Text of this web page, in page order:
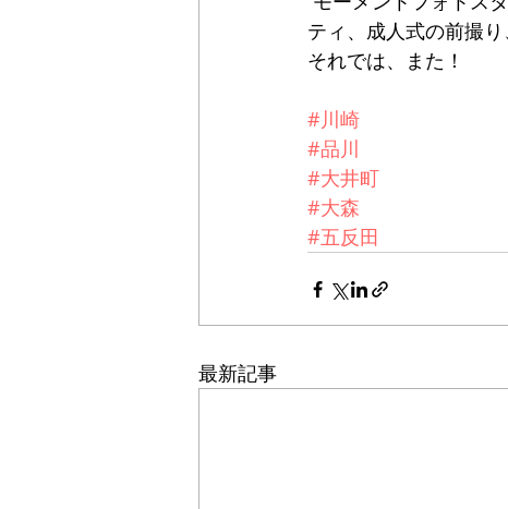
ティ、成人式の前撮
それでは、また！
#川崎
#品川
#大井町
#大森
#五反田
最新記事